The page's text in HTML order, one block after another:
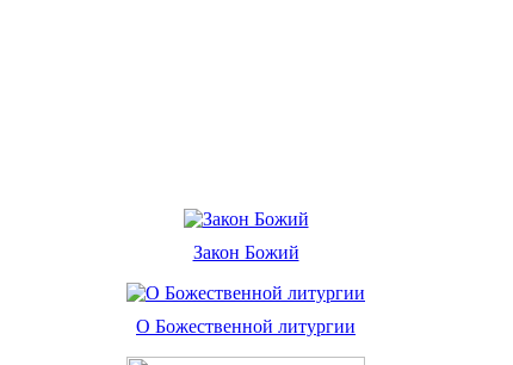
Закон Божий
О Божественной литургии